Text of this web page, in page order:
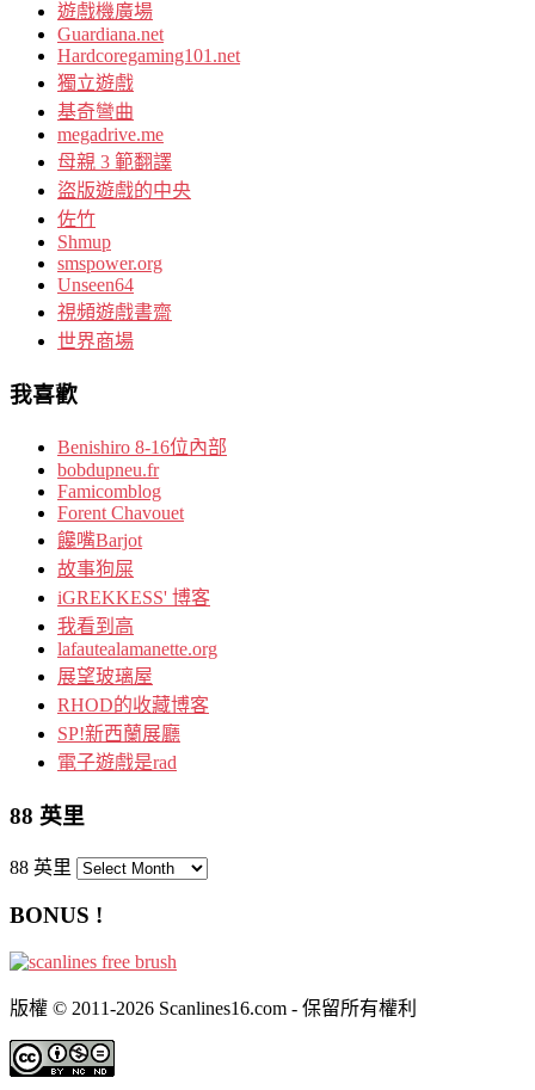
遊戲機廣場
Guardiana.net
Hardcoregaming101.net
獨立遊戲
基奇彎曲
megadrive.me
母親 3 範翻譯
盜版遊戲的中央
佐竹
Shmup
smspower.org
Unseen64
視頻遊戲書齋
世界商場
我喜歡
Benishiro 8-16位內部
bobdupneu.fr
Famicomblog
Forent Chavouet
饞嘴Barjot
故事狗屎
iGREKKESS' 博客
我看到高
lafautealamanette.org
展望玻璃屋
RHOD的收藏博客
SP!新西蘭展廳
電子遊戲是rad
88 英里
88 英里
BONUS !
版權 © 2011-2026 Scanlines16.com - 保留所有權利